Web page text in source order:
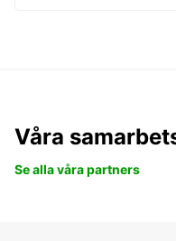
Våra
Se alla våra partners